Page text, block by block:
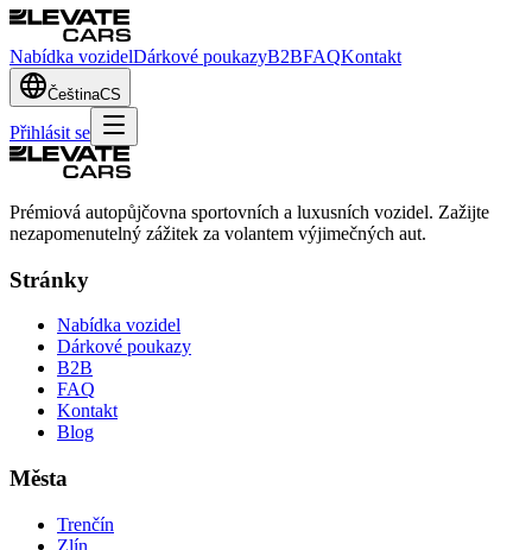
Nabídka vozidelDárkové poukazyB2BFAQKontakt
ČeštinaCS
Přihlásit se
Prémiová autopůjčovna sportovních a luxusních vozidel. Zažijte
nezapomenutelný zážitek za volantem výjimečných aut.
Stránky
Nabídka vozidel
Dárkové poukazy
B2B
FAQ
Kontakt
Blog
Města
Trenčín
Zlín